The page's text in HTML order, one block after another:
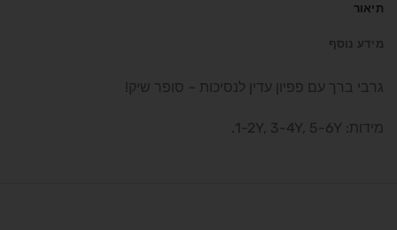
תיאור
מידע נוסף
גרבי ברך עם פפיון עדין לנסיכות – סופר שיק!
מידות: 1-2Y, 3-4Y, 5-6Y.